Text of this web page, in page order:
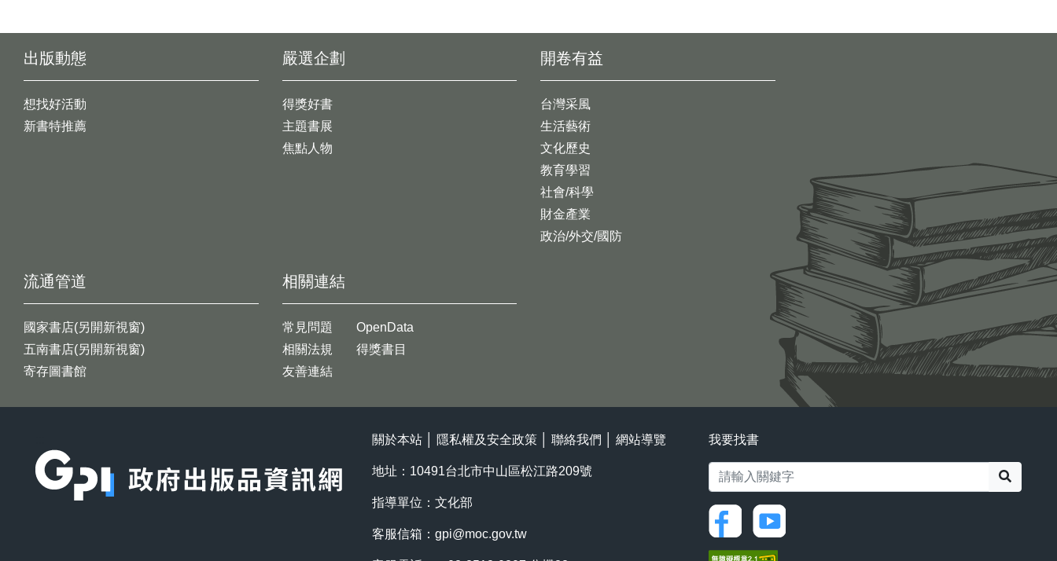
出版動態
想找好活動
新書特推薦
開卷有益
台灣采風
生活藝術
文化歷史
教育學習
社會/科學
財金產業
政治/外交/國防
嚴選企劃
得獎好書
主題書展
焦點人物
流通管道
國家書店(另開新視窗)
五南書店(另開新視窗)
寄存圖書館
相關連結
常見問題
相關法規
友善連結
OpenData
得獎書目
關於本站 隱私權及安全政策 聯絡我們 網站導覽
地址：10491台北市中山區松江路209號
指導單位：文化部
客服信箱： gpi@moc.gov.tw
我要找書